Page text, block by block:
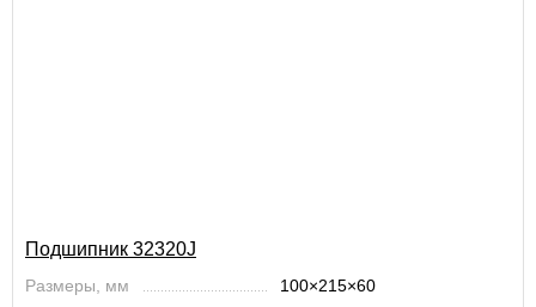
Подшипник 32320J
Размеры, мм 100×215×60